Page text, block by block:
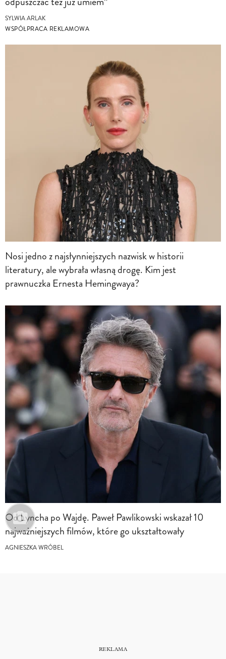
SYLWIA ARLAK
WSPÓŁPRACA REKLAMOWA
Nosi jedno z najsłynniejszych nazwisk w historii
literatury, ale wybrała własną drogę. Kim jest
prawnuczka Ernesta Hemingwaya?
Od Lyncha po Wajdę. Paweł Pawlikowski wskazał 10
najważniejszych filmów, które go ukształtowały
AGNIESZKA WRÓBEL